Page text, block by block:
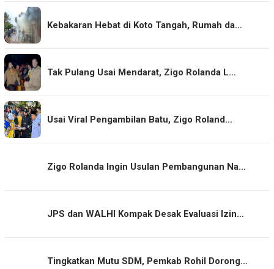
Kebakaran Hebat di Koto Tangah, Rumah da…
Tak Pulang Usai Mendarat, Zigo Rolanda L…
Usai Viral Pengambilan Batu, Zigo Roland…
Zigo Rolanda Ingin Usulan Pembangunan Na…
JPS dan WALHI Kompak Desak Evaluasi Izin…
Tingkatkan Mutu SDM, Pemkab Rohil Dorong…